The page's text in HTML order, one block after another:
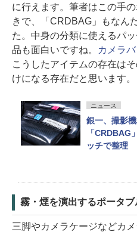
に行えます。筆者はこの手
きで、「CRDBAG」もなん
た。中身の分類に使えるパ
品も面白いですね。
カメラ
こうしたアイテムの存在は
けになる存在だと思います。
ニュース
銀一、撮影
「CRDBAG
ッチで整理
霧・煙を演出するポータ
三脚やカメラケージなどカ